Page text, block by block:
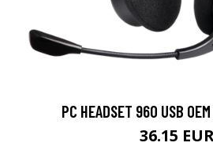
PC HEADSET 960 USB
36.15